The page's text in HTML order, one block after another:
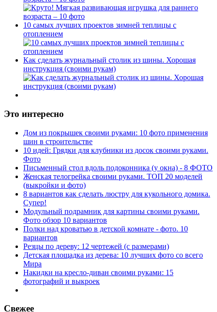
10 самых лучших проектов зимней теплицы с
отоплением
Как сделать журнальный столик из шины. Хорошая
инструкция (своими рукам)
Это интересно
Дом из покрышек своими руками: 10 фото применения
шин в строительстве
10 идей: Грядки для клубники из досок своими руками.
Фото
Письменный стол вдоль подоконника (у окна) - 8 ФОТО
Женская телогрейка своими руками. ТОП 20 моделей
(выкройки и фото)
8 вариантов как сделать люстру для кукольного домика.
Супер!
Модульный подрамник для картины своими руками.
Фото обзор 10 вариантов
Полки над кроватью в детской комнате - фото. 10
вариантов
Резцы по дереву: 12 чертежей (с размерами)
Детская площадка из дерева: 10 лучших фото со всего
Мира
Накидки на кресло-диван своими руками: 15
фотографий и выкроек
Свежее